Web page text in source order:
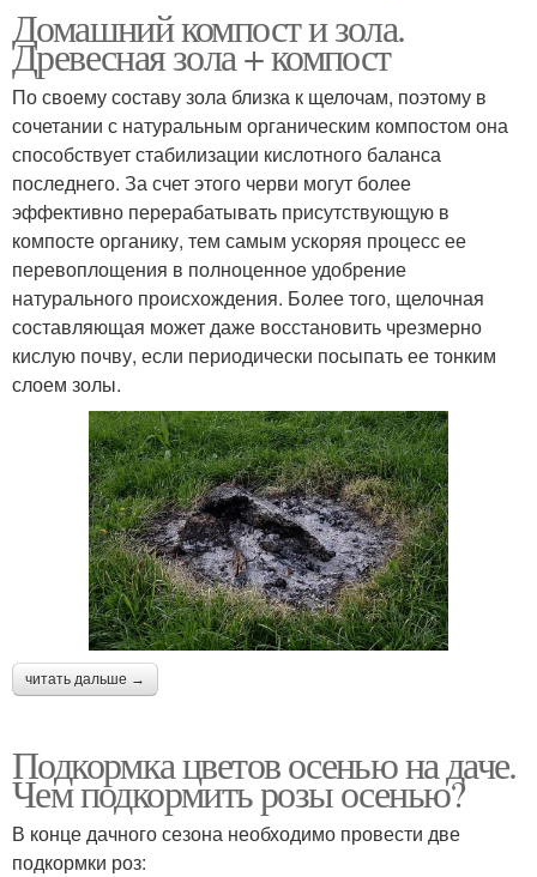
Азотные удобрения Фосфорные удобрения
Калийные удобрения
Селитра для садовых
цветов
Удобрения для сада
Удобрения для
осеннего внесения
Удобрения для цветов
цветов
Подкормка для цветов
Удобрения для
подкормки
Универсальное
удобрение
Подкормки для цветов
Домашний компост и зола.
Древесная зола + компост
По своему составу зола близка к щелочам, поэтому в
сочетании с натуральным органическим компостом она
способствует стабилизации кислотного баланса
последнего. За счет этого черви могут более
эффективно перерабатывать присутствующую в
компосте органику, тем самым ускоряя процесс ее
перевоплощения в полноценное удобрение
натурального происхождения. Более того, щелочная
составляющая может даже восстановить чрезмерно
кислую почву, если периодически посыпать ее тонким
слоем золы.
читать дальше →
Подкормка цветов осенью на даче.
Чем подкормить розы осенью?
В конце дачного сезона необходимо провести две
подкормки роз: